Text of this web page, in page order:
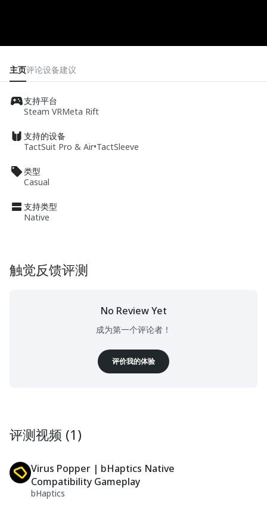
主页评论设备建议
支持平台
Steam VRMeta Rift
支持的设备
TactSuit Pro & Air•TactSleeve
类型
Casual
支持类型
Native
触觉反馈评测
No Review Yet
成为第一个评论者！
评价我的体验
评测视频 (1)
Virus Popper | bHaptics Native
Compatibility Gameplay
bHaptics